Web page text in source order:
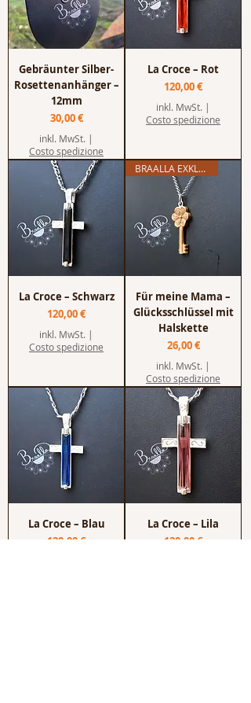
Gebräunter Silber-
Rosettenanhänger –
12mm
Preis
30,00 €
inkl. MwSt. |
Costo spedizione
La Croce – Rot
Preis
120,00 €
inkl. MwSt. |
Costo spedizione
La Croce – Schwarz
Preis
120,00 €
inkl. MwSt. |
Costo spedizione
BRAALLA EXKLUSIV
Für meine Mama –
Glücksschlüssel mit
Halskette
Preis
26,00 €
inkl. MwSt. |
Costo spedizione
La Croce – Blau
Preis
120,00 €
La Croce – Lila
Preis
120,00 €